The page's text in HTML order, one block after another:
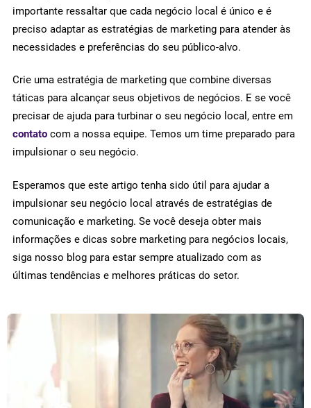
importante ressaltar que cada negócio local é único e é
preciso adaptar as estratégias de marketing para atender às
necessidades e preferências do seu público-alvo.
Crie uma estratégia de marketing que combine diversas
táticas para alcançar seus objetivos de negócios. E se você
precisar de ajuda para turbinar o seu negócio local, entre em
contato com a nossa equipe. Temos um time preparado para
impulsionar o seu negócio.
Esperamos que este artigo tenha sido útil para ajudar a
impulsionar seu negócio local através de estratégias de
comunicação e marketing. Se você deseja obter mais
informações e dicas sobre marketing para negócios locais,
siga nosso blog para estar sempre atualizado com as
últimas tendências e melhores práticas do setor.